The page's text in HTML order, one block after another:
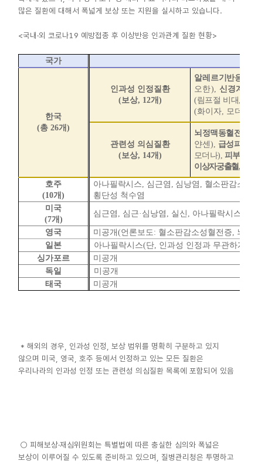
많은 질환에 대해서 폭넓게 보상 또는 지원을 실시하고 있습니다.
<국내·외 코로나19 예방접종 후 이상반응 인과관계 질환 현황>
국가
한국
(총 26개 )
인과성 인정질환
(보상, 12개 )
알레르기반응
오한), 신경계
(림프절 비대 ,
(화이자, 모더나
관련성 의심질환
(보상, 14개 )
뇌정맥동혈전증
얀센), 급성파종
모더나), 피부소
이상자궁출혈,
호주
(10개 )
아나필락시스, 심근염 , 심낭염 , 혈소판감소 혈
횡단성 척수염
미국
(7개 )
심근염 , 심근· 심낭염 , 실신 , 아나필락시스
영국 미공개 (언론보도: 혈소판감소성혈전증, 뇌정
일본
아나필락시스(단, 인과성 인정과 무관하게
싱가포르
미공개
독일
미공개
태국
미공개
* 해외의 경우, 인과성 인정, 보상 범위를 명확히 구분하고 있지
않으며 미국, 영국, 호주 등에서 인정하고 있는 모든 질환은
우리나라의 인과성 인정 또는 관련성 의심질환 목록에 포함되어 있음
○ 피해보상·재심위원회는 특별법에 따른 충실한 심의와 폭넓은
보상이 이루어질 수 있도록 준비하고 있으며, 질병관리청은 투명하고